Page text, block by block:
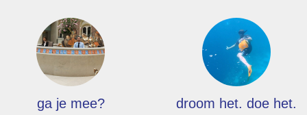
ga je mee?
droom het. doe het.